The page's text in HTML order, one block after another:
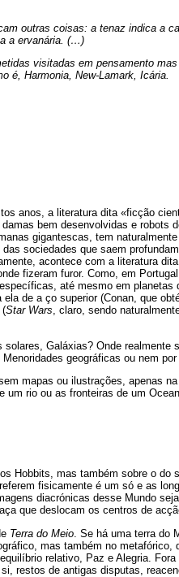
outras coisas: a tenaz indica a
a ervanária. (…)
visitadas em pensamento
é, Harmonia, New-Lamark, Icária.
anos, a literatura dita «ficção
bem desenvolvidas e robots
gigantescas, tem
sociedades que saem
acontece com a literatura
fizeram furor. Como, em
até mesmo em planetas
de a ço superior (Conan, que
(Star Wars, claro, sendo
Galáxias? Onde realmente
geográficas ou nem
mapas ou ilustrações, apenas
rio ou as fronteiras de um
Hobbits, mas também sobre o do
fisicamente é um só e as
diacrónicas desse Mundo
que deslocam os centros de
Terra do Meio . Se há uma terra do
mas também no metafórico,
relativo, Paz e Alegria.
restos de antigas disputas,